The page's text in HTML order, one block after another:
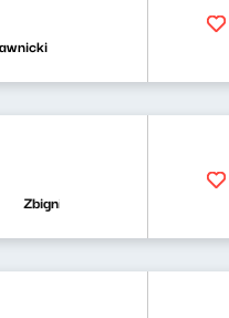
Zbigniew Zamachowski, Wojciech